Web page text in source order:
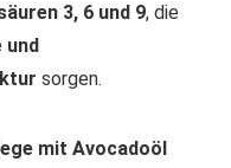
3, 6 und 9, die
und
sorgen.
mit Avocadoöl